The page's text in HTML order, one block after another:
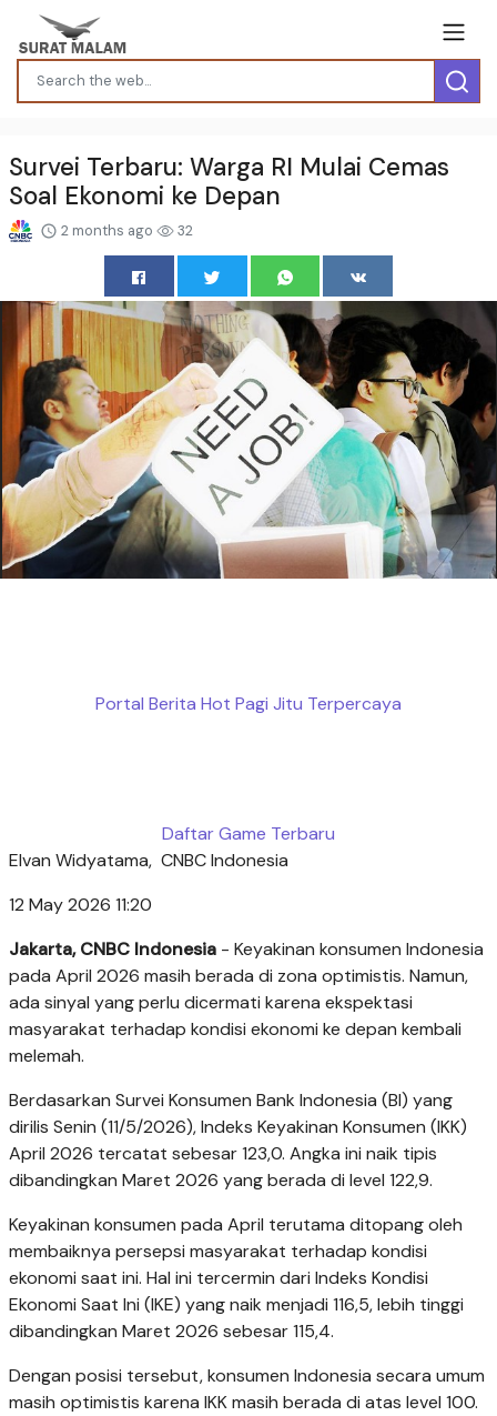
Survei Terbaru: Warga RI Mulai Cemas
Soal Ekonomi ke Depan
2 months ago 32
Portal Berita Hot Pagi Jitu Terpercaya
Daftar Game Terbaru
Elvan Widyatama, CNBC Indonesia
12 May 2026 11:20
Jakarta, CNBC Indonesia - Keyakinan konsumen Indonesia
pada April 2026 masih berada di zona optimistis. Namun,
ada sinyal yang perlu dicermati karena ekspektasi
masyarakat terhadap kondisi ekonomi ke depan kembali
melemah.
Berdasarkan Survei Konsumen Bank Indonesia (BI) yang
dirilis Senin (11/5/2026), Indeks Keyakinan Konsumen (IKK)
April 2026 tercatat sebesar 123,0. Angka ini naik tipis
dibandingkan Maret 2026 yang berada di level 122,9.
Keyakinan konsumen pada April terutama ditopang oleh
membaiknya persepsi masyarakat terhadap kondisi
ekonomi saat ini. Hal ini tercermin dari Indeks Kondisi
Ekonomi Saat Ini (IKE) yang naik menjadi 116,5, lebih tinggi
dibandingkan Maret 2026 sebesar 115,4.
Dengan posisi tersebut, konsumen Indonesia secara umum
masih optimistis karena IKK masih berada di atas level 100.